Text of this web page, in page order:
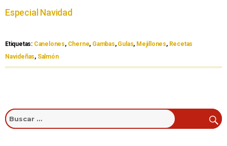
Especial Navidad
Etiquetas: Canelones, Cherne, Gambas, Gulas, Mejillones, Recetas
Navideñas, Salmón